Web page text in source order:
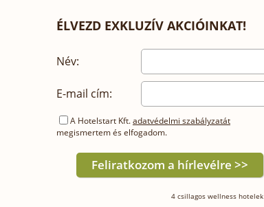
ÉLVEZD EXKLUZÍV AKCIÓINKAT!
Név:
E-mail cím:
A Hotelstart Kft.adatvédelmi szabályzatát
megismertem és elfogadom.
4 csillagos wellness hotelek